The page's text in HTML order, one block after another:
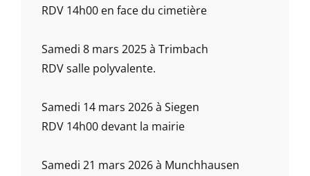
RDV 14h00 en face du cimetière
Samedi 8 mars 2025 à Trimbach
RDV salle polyvalente.
Samedi 14 mars 2026 à Siegen
RDV 14h00 devant la mairie
Samedi 21 mars 2026 à Munchhausen